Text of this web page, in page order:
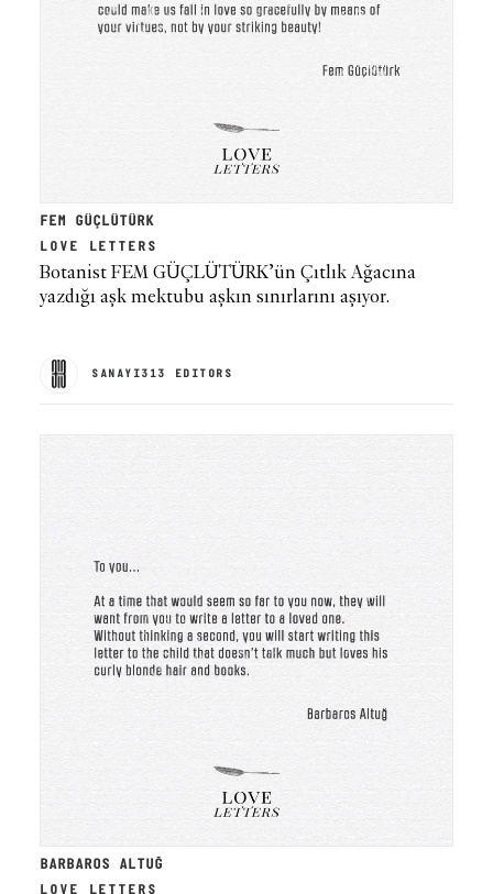
FEM GÜÇLÜTÜRK
LOVE LETTERS
Botanist FEM GÜÇLÜTÜRK’ün Çıtlık Ağacına
yazdığı aşk mektubu aşkın sınırlarını aşıyor.
SANAYI313 EDITORS
BARBAROS ALTUĞ
LOVE LETTERS